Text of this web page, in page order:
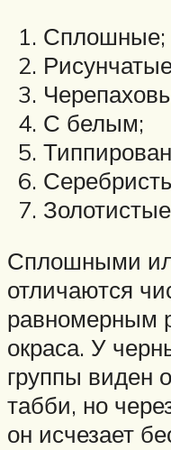
Сплошные;
С белым;
Сплошными
отличаются
равномерным
окраса. У
группы виден
табби, но
он исчезает